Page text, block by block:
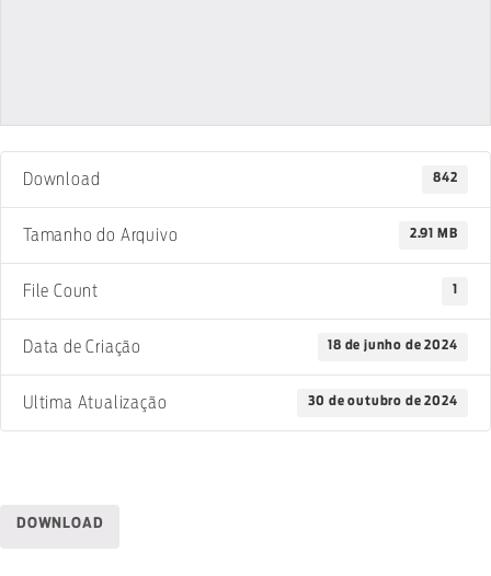
Download 842
Tamanho do Arquivo 2.91 MB
File Count 1
Data de Criação 18 de junho de 2024
Ultima Atualização 30 de outubro de 2024
DOWNLOAD